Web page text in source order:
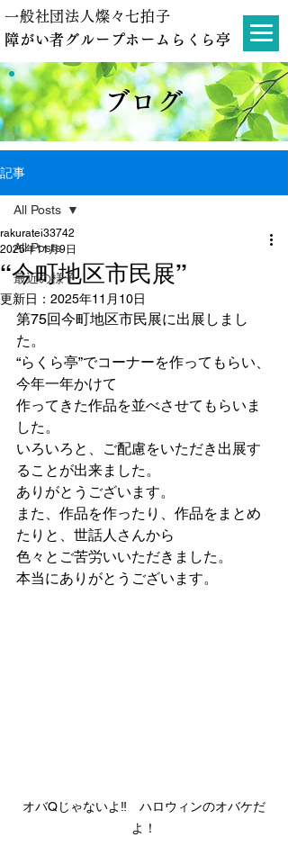
一般社団法人燦々七拍子
障がい者グループホームらくら亭
ブログ
記事
All Posts
最近の様子
All Posts
“今町地区市民展”
rakuratei33742
2025年11月9日
更新日： 2025年11月10日
第75回今町地区市民展に出展しまし
た。
“らくら亭”でコーナーを作ってもらい、
今年一年かけて
作ってきた作品を並べさせてもらいま
した。
いろいろと、ご配慮をいただき出展す
ることが出来ました。
ありがとうございます。
また、作品を作ったり、作品をまとめ
たりと、世話人さんから
色々とご苦労いいただきました。
本当にありがとうございます。
オバQじゃないよ‼　ハロウィンのオバケだ
よ！